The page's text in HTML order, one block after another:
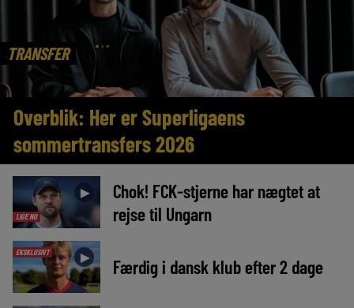
TRANSFER
Overblik: Her er Superligaens
sommertransfers 2026
LIGE NU
►
Chok! FCK-stjerne har nægtet at
rejse til Ungarn
EKSKLUSIVT ► Færdig i dansk klub efter 2 dage